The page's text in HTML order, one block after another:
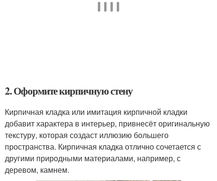
2. Оформите кирпичную стену
Кирпичная кладка или имитация кирпичной кладки
добавит характера в интерьер, привнесёт оригинальную
текстуру, которая создаст иллюзию большего
пространства. Кирпичная кладка отлично сочетается с
другими природными материалами, например, с
деревом, камнем.